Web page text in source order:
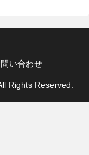
い合わせ
Rights Reserved.